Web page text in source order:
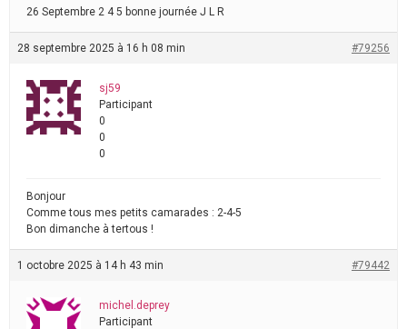
26 Septembre 2 4 5 bonne journée J L R
28 septembre 2025 à 16 h 08 min #79256
sj59
Participant
0
0
0
Bonjour
Comme tous mes petits camarades : 2-4-5
Bon dimanche à tertous !
1 octobre 2025 à 14 h 43 min #79442
michel.deprey
Participant